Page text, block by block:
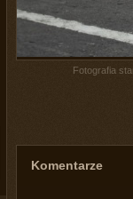
Fotografia
Komentarze